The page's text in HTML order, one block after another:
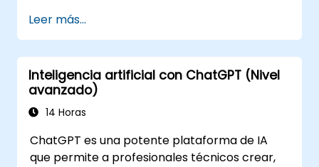
Desarrollar agentes conversacionales y
chatbots utilizando ChatGPT.
Explorar las nuevas características y
funcionalidades ofrecidas por GPT-4
para mejorar sus aplicaciones.
Personalizar y afinar ChatGPT para
Leer más...
Inteligencia artificial con ChatGPT (Nivel
avanzado)
14 Horas
ChatGPT es una potente plataforma de IA
que permite a profesionales técnicos crear,